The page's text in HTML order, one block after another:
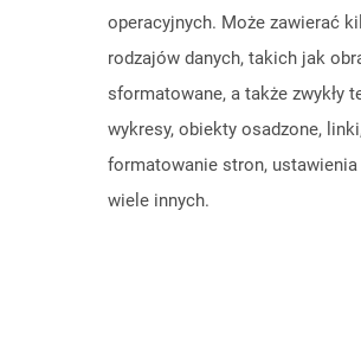
operacyjnych. Może zawierać
rodzajów danych, takich jak
sformatowane, a także zwykły
wykresy, obiekty osadzone,
formatowanie stron,
wiele innych.